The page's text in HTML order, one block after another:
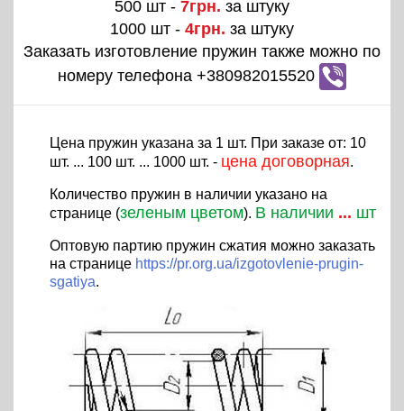
500 шт - 7грн. за штуку
1000 шт - 4грн. за штуку
Заказать изготовление пружин также можно по
номеру телефона +380982015520
Цена пружин указана за 1 шт. При заказе от: 10
шт. ... 100 шт. ... 1000 шт. - цена договорная.
Количество пружин в наличии указано на
странице (зеленым цветом). В наличии ... шт
Оптовую партию пружин сжатия можно заказать
на странице https://pr.org.ua/izgotovlenie-prugin-
sgatiya.